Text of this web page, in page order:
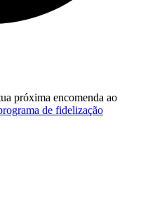
próxima encomenda ao
de fidelização